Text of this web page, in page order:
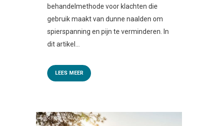
behandelmethode voor klachten die
gebruik maakt van dunne naalden om
spierspanning en pijn te verminderen. In
dit artikel...
LEES MEER